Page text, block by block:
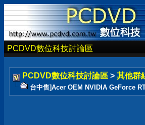
PCDVD數位科技討論區
PCDVD數位科技討論區 > 其他群
台中售]Acer OEM NVIDIA GeForce